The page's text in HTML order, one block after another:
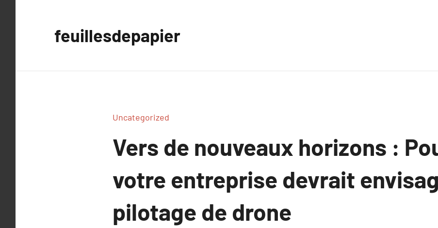
feuillesdepapier
Uncategorized
Vers de nouveaux horizons :
votre entreprise devrait
pilotage de drone